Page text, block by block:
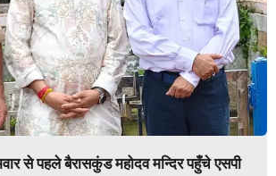
से पहले बैरासकुंड महोदव मन्दिर पहुँचे एसपी